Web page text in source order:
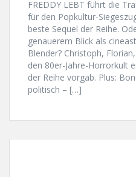
FREDDY LEBT führt die
für den Popkultur-
beste Sequel der Reihe.
genauerem Blick als
Blender? Christoph,
den 80er-Jahre-Horrorkult
der Reihe vorgab. Plus:
politisch – […]